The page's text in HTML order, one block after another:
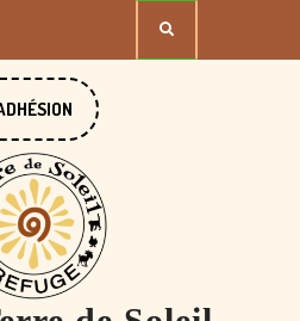
DONATE
NOW